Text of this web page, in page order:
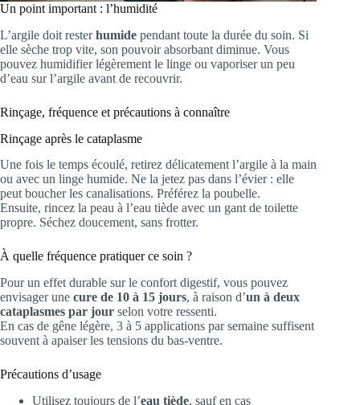
Un point important : l’humidité
L’argile doit resterhumide pendant toute la durée du soin. Si
elle sèche trop vite, son pouvoir absorbant diminue. Vous
pouvez humidifier légèrement le linge ou vaporiser un peu
d’eau sur l’argile avant de recouvrir.
Rinçage, fréquence et précautions à connaître
Rinçage après le cataplasme
Une fois le temps écoulé, retirez délicatement l’argile à la main
ou avec un linge humide. Ne la jetez pas dans l’évier : elle
peut boucher les canalisations. Préférez la poubelle.
Ensuite, rincez la peau à l’eau tiède avec un gant de toilette
propre. Séchez doucement, sans frotter.
À quelle fréquence pratiquer ce soin ?
Pour un effet durable sur le confort digestif, vous pouvez
envisager une cure de 10 à 15 jours, à raison d’un à deux
cataplasmes par jour selon votre ressenti.
En cas de gêne légère, 3 à 5 applications par semaine suffisent
souvent à apaiser les tensions du bas-ventre.
Précautions d’usage
Utilisez toujours de l’eau tiède, sauf en cas